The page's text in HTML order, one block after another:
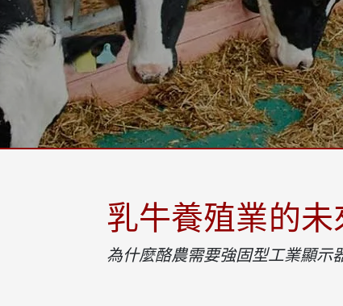
Android車載電腦
車載平板電腦
工
無
強固型機器人控制器
邊緣運算人工智慧移動電腦
機器人控制器
石
乳牛養殖業的
為什麼酪農需要強固型工業顯示